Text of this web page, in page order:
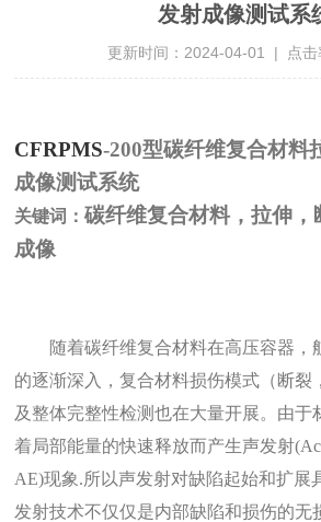
发射成像测试系
更新时间：2024-04-01 | 点击
CFRPMS-200型碳纤维复合材料
成像测试系统
关键词：碳纤维复合材料，拉伸，
成像
随着碳纤维复合材料在高压容器，
的逐渐深入，复合材料损伤模式（断裂
及整体完整性检测也在大量开展。由于
着局部能量的快速释放而产生声发射
AE)现象.所以声发射对缺陷起始和扩展
发射技术不仅仅是内部缺陷和损伤的无